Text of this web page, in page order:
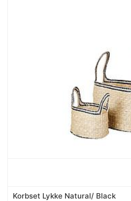
Korbset Lykke Natural/ Black